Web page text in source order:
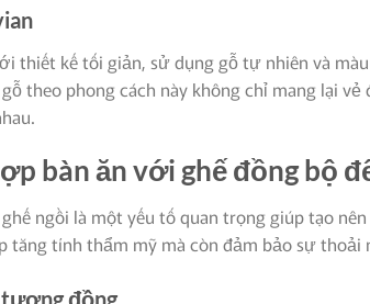
thiết kế tối giản, sử dụng gỗ tự nhiên và
theo phong cách này không chỉ mang lại
bàn ăn với ghế đồng bộ
ngồi là một yếu tố quan trọng giúp tạo
tăng tính thẩm mỹ mà còn đảm bảo sự thoải
tương đồng